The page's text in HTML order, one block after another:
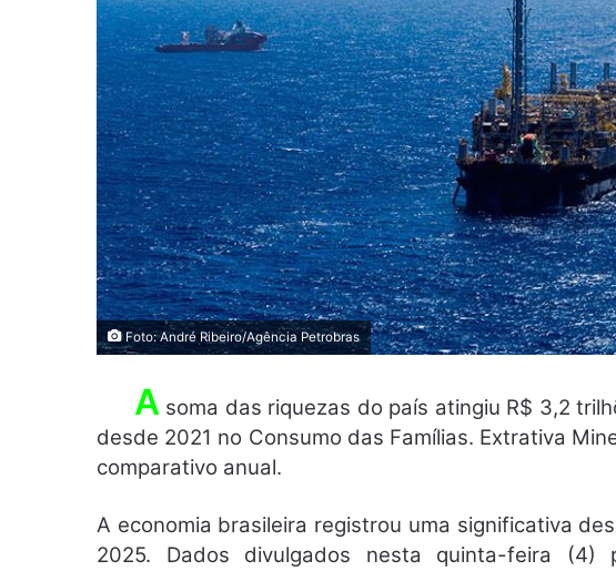
Foto: André Ribeiro/Agência Petrobras
Asoma das riquezas do país atingiu R$ 3,2
desde 2021 no Consumo das Famílias. Extrativa
comparativo anual.
A economia brasileira registrou uma significativa
2025. Dados divulgados nesta quinta-feira (4)